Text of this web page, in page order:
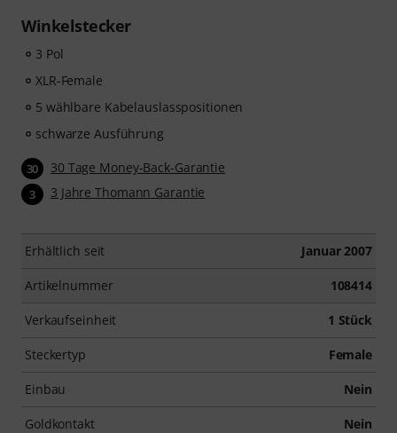
Winkelstecker
3 Pol
XLR-Female
5 wählbare Kabelauslasspositionen
schwarze Ausführung
30 30 Tage Money-Back-Garantie
3 3 Jahre Thomann Garantie
Erhältlich seit Januar 2007
Artikelnummer 108414
Verkaufseinheit 1 Stück
Steckertyp Female
Einbau Nein
Goldkontakt Nein